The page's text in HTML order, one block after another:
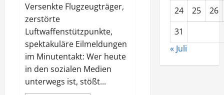
Versenkte Flugzeugträger,
zerstörte
Luftwaffenstützpunkte,
spektakuläre Eilmeldungen
im Minutentakt: Wer heute
in den sozialen Medien
unterwegs ist, stößt...
24
25
26
31
« Juli